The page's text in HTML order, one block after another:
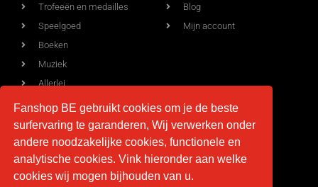
Trofeeën en medailles
Speelgoed
Boeken
Muziek
Allerlei
Blog
Mijn account
Voorwaarden
Levering
Contact
info@fan-shop.be
Fanshop BE gebruikt cookies om je de beste
surfervaring te garanderen, Wij verwerken onder
andere noodzakelijke cookies, functionele en
analytische cookies. Vink hieronder aan welke
cookies wij mogen bijhouden van u.